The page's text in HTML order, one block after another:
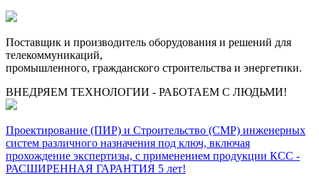
Поставщик и производитель оборудования и решений для
телекоммуникаций,
промышленного, гражданского строительства и энергетики.
ВНЕДРЯЕМ ТЕХНОЛОГИИ - РАБОТАЕМ С ЛЮДЬМИ!
Проектирование (ПИР) и Cтроительство (СМР) инженерных
систем различного назначения под ключ, включая
прохождение экспертизы, с применением продукции КСС -
РАСШИРЕННАЯ ГАРАНТИЯ 5 лет!